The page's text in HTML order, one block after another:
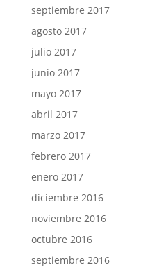
septiembre 2017
agosto 2017
julio 2017
junio 2017
mayo 2017
abril 2017
marzo 2017
febrero 2017
enero 2017
diciembre 2016
noviembre 2016
octubre 2016
septiembre 2016